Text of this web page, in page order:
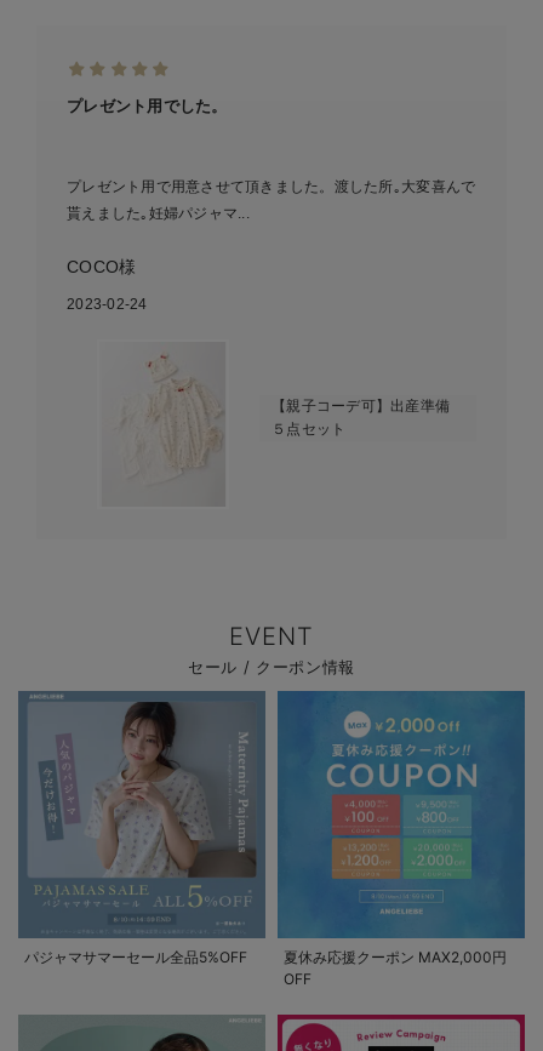
プレゼント用でした。
プレゼント用で用意させて頂きました。渡した所｡大変喜んで
貰えました｡妊婦パジャマ...
COCO様
2023-02-24
【親子コーデ可】出産準備
５点セット
EVENT
セール / クーポン情報
パジャマサマーセール全品5%OFF
夏休み応援クーポン MAX2,000円
OFF